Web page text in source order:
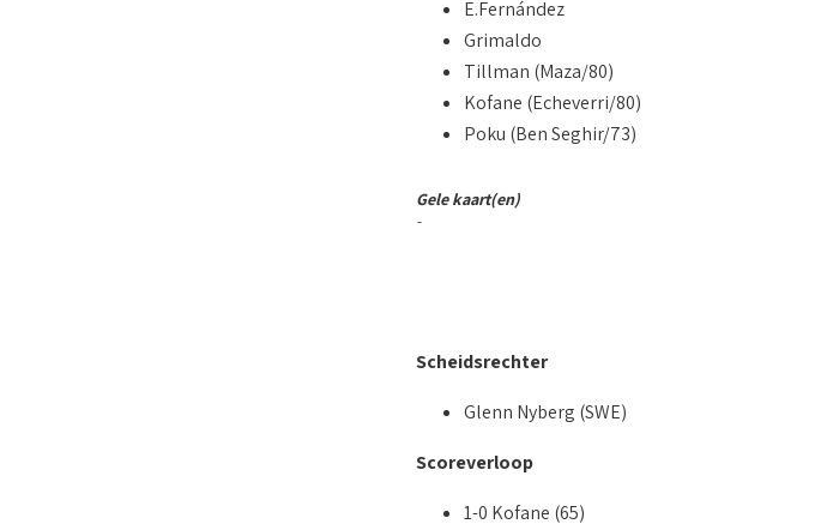
E.Fernández
Grimaldo
Tillman (Maza/80)
Kofane (Echeverri/80)
Poku (Ben Seghir/73)
Gele kaart(en)
-
Scheidsrechter
Glenn Nyberg (SWE)
Scoreverloop
1-0 Kofane (65)